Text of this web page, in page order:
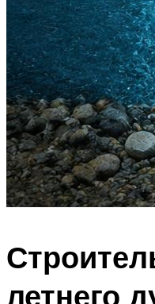
летнего